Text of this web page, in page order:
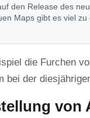
den Release des
Maps gibt es viel
die Furchen
bei der
von